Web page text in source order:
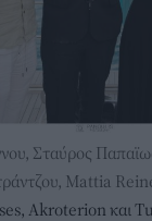
Σταύρος
Mattia
Akroterion και